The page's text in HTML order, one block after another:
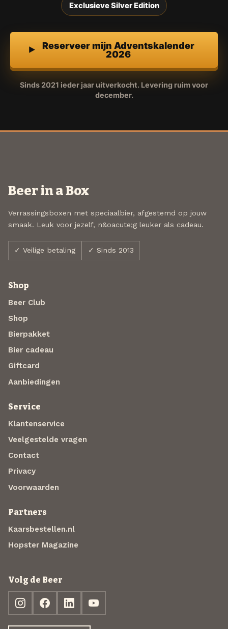
Exclusieve Silver Edition
Reserveer mijn Adventskalender
2026
Sinds 2021 ieder jaar uitverkocht. Levering ruim voor
december.
Beer in a Box
Verrassingsboxen met speciaalbier, afgestemd op jouw
smaak. Leuk voor jezelf, n&oacute;g leuker als cadeau.
✓ Veilige betaling ✓ Sinds 2013
Shop
Beer Club
Shop
Bierpakket
Bier cadeau
Giftcard
Aanbiedingen
Service
Klantenservice
Veelgestelde vragen
Contact
Privacy
Voorwaarden
Partners
Kaarsbestellen.nl
Hopster Magazine
Volg de Beer